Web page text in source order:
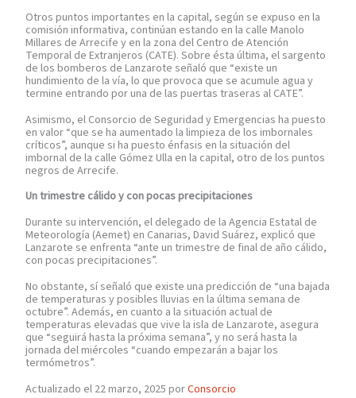
Otros puntos importantes en la capital, según se expuso en la
comisión informativa, continúan estando en la calle Manolo
Millares de Arrecife y en la zona del Centro de Atención
Temporal de Extranjeros (CATE). Sobre ésta última, el sargento
de los bomberos de Lanzarote señaló que “existe un
hundimiento de la vía, lo que provoca que se acumule agua y
termine entrando por una de las puertas traseras al CATE”.
Asimismo, el Consorcio de Seguridad y Emergencias ha puesto
en valor “que se ha aumentado la limpieza de los imbornales
críticos”, aunque si ha puesto énfasis en la situación del
imbornal de la calle Gómez Ulla en la capital, otro de los puntos
negros de Arrecife.
Un trimestre cálido y con pocas precipitaciones
Durante su intervención, el delegado de la Agencia Estatal de
Meteorología (Aemet) en Canarias, David Suárez, explicó que
Lanzarote se enfrenta “ante un trimestre de final de año cálido,
con pocas precipitaciones”.
No obstante, sí señaló que existe una predicción de “una bajada
de temperaturas y posibles lluvias en la última semana de
octubre”. Además, en cuanto a la situación actual de
temperaturas elevadas que vive la isla de Lanzarote, asegura
que “seguirá hasta la próxima semana”, y no será hasta la
jornada del miércoles “cuando empezarán a bajar los
termómetros”.
Actualizado el 22 marzo, 2025 porConsorcio